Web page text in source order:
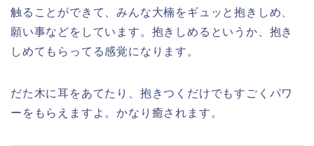
触ることができて、みんな大楠をギュッと抱きしめ、
願い事などをしています。抱きしめるというか、抱き
しめてもらってる感覚になります。
だた木に耳をあてたり、抱きつくだけでもすごくパワ
ーをもらえますよ。かなり癒されます。